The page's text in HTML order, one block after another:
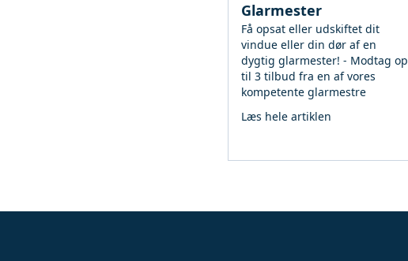
Glarmester
Få opsat eller udskiftet dit
vindue eller din dør af en
dygtig glarmester! - Modtag op
til 3 tilbud fra en af vores
kompetente glarmestre
Læs hele artiklen